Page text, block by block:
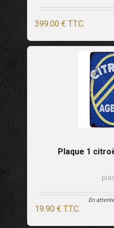
399.00 € T.T.C.
Plaque 1
19.90 € T.T.C.
En